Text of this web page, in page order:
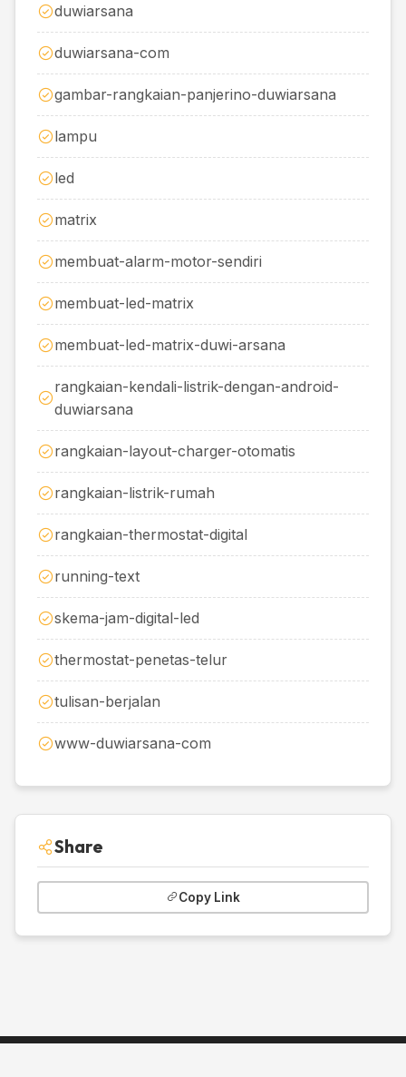
duwiarsana
duwiarsana-com
gambar-rangkaian-panjerino-duwiarsana
lampu
led
matrix
membuat-alarm-motor-sendiri
membuat-led-matrix
membuat-led-matrix-duwi-arsana
rangkaian-kendali-listrik-dengan-android-
duwiarsana
rangkaian-layout-charger-otomatis
rangkaian-listrik-rumah
rangkaian-thermostat-digital
running-text
skema-jam-digital-led
thermostat-penetas-telur
tulisan-berjalan
www-duwiarsana-com
Share
Copy Link